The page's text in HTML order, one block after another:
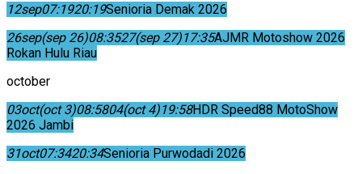
12sep07:1920:19Senioria Demak 2026
26sep(sep 26)08:3527(sep 27)17:35AJMR Motoshow 2026
Rokan Hulu Riau
october
03oct(oct 3)08:5804(oct 4)19:58HDR Speed88 MotoShow
2026 Jambi
31oct07:3420:34Senioria Purwodadi 2026